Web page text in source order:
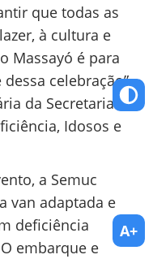
que todas as
à cultura e
Massayó é para
celebração”,
da Secretaria
Idosos e
a Semuc
van adaptada e
deficiência
embarque e
A+